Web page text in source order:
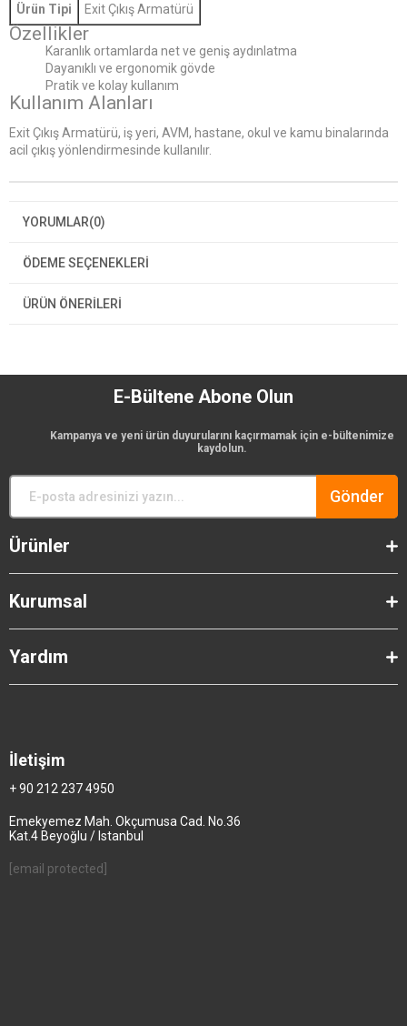
Ürün Tipi Exit Çıkış Armatürü
Özellikler
Karanlık ortamlarda net ve geniş aydınlatma
Dayanıklı ve ergonomik gövde
Pratik ve kolay kullanım
Kullanım Alanları
Exit Çıkış Armatürü, iş yeri, AVM, hastane, okul ve kamu binalarında
acil çıkış yönlendirmesinde kullanılır.
YORUMLAR(0)
ÖDEME SEÇENEKLERI
ÜRÜN ÖNERILERI
E-Bültene Abone Olun
Kampanya ve yeni ürün duyurularını kaçırmamak için e-bültenimize
kaydolun.
Gönder
Ürünler
Kurumsal
Yardım
İletişim
+ 90 212 237 4950
Emekyemez Mah. Okçumusa Cad. No.36
Kat.4 Beyoğlu / Istanbul
[email protected]